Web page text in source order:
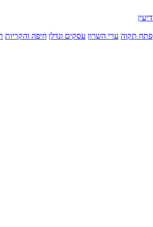
פתח תקוה ערי השרון עסקים ונדלן חיפה והקריות